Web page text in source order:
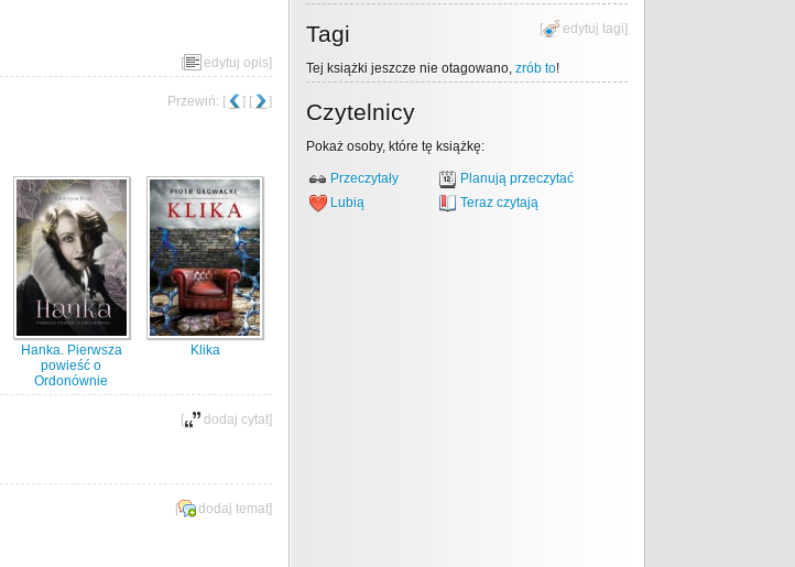
[ edytuj opis]
Przewiń: [ ] [ ]
Hanka. Pierwsza
powieść o
Ordonównie
Klika
[ dodaj cytat]
[ dodaj temat]
[ edytuj tagi]
Tagi
Tej książki jeszcze nie otagowano, zrób to!
Czytelnicy
Pokaż osoby, które tę książkę:
Przeczytały
Planują przeczytać
Lubią
Teraz czytają